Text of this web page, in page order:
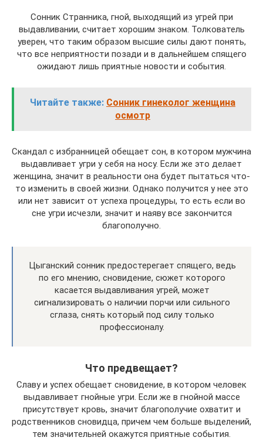
Сонник Странника, гной, выходящий из угрей при
выдавливании, считает хорошим знаком. Толкователь
уверен, что таким образом высшие силы дают понять,
что все неприятности позади и в дальнейшем спящего
ожидают лишь приятные новости и события.
Читайте также: Сонник гинеколог женщина
осмотр
Скандал с избранницей обещает сон, в котором мужчина
выдавливает угри у себя на носу. Если же это делает
женщина, значит в реальности она будет пытаться что-
то изменить в своей жизни. Однако получится у нее это
или нет зависит от успеха процедуры, то есть если во
сне угри исчезли, значит и наяву все закончится
благополучно.
Цыганский сонник предостерегает спящего, ведь
по его мнению, сновидение, сюжет которого
касается выдавливания угрей, может
сигнализировать о наличии порчи или сильного
сглаза, снять который под силу только
профессионалу.
Что предвещает?
Славу и успех обещает сновидение, в котором человек
выдавливает гнойные угри. Если же в гнойной массе
присутствует кровь, значит благополучие охватит и
родственников сновидца, причем чем больше выделений,
тем значительней окажутся приятные события.